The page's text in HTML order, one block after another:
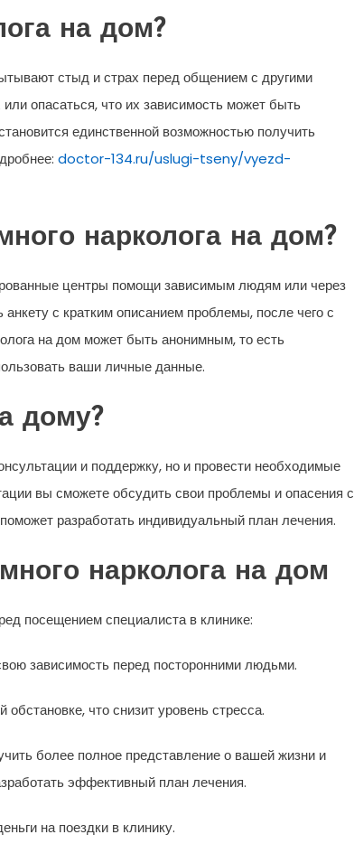
на дом?
стыд и страх перед общением с другими
опасаться, что их зависимость может быть
единственной возможностью получить
doctor-134.ru/uslugi-tseny/vyezd-
нарколога на дом?
центры помощи зависимым людям или через
с кратким описанием проблемы, после чего с
на дом может быть анонимным, то есть
ваши личные данные.
дому?
и поддержку, но и провести необходимые
вы сможете обсудить свои проблемы и опасения с
разработать индивидуальный план лечения.
нарколога на дом
посещением специалиста в клинике:
зависимость перед посторонними людьми.
что снизит уровень стресса.
более полное представление о вашей жизни и
эффективный план лечения.
на поездки в клинику.